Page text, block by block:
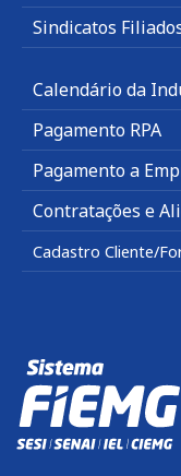
Sindicatos
Calendário da
Pagamento RPA
Pagamento a
Contratações e
Cadastro Cliente/